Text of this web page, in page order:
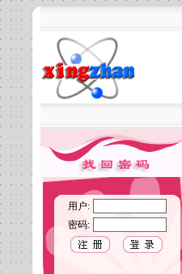
用户:
密码: